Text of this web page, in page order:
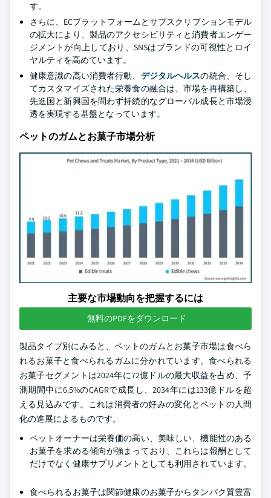
す。
さらに、ECプラットフォームとサブスクリプションモデル
の拡大により、製品のアクセシビリティと消費者エンゲー
ジメントが向上しており、SNSはブランドの可視性とロイ
ヤルティを高めています。
健康意識の高い消費者行動、 デジタルヘルスの統合、そし
てカスタマイズされた栄養食の融合は、市場を再構築し、
先進国と新興国を問わず持続的なグローバル成長と市場浸
透を実現する基盤となっています。
ペットのガムとお菓子市場分析
主要な市場動向を把握するには
無料のPDFをダウンロード
製品タイプ別にみると、ペットのガムとお菓子市場は食べら
れるお菓子と食べられるガムに分かれています。食べられる
お菓子セグメントは2024年に72億ドルの最大収益を占め、予
測期間中に6.5%のCAGRで成長し、2034年には133億ドルを超
える見込みです。これは消費者の好みの変化とペットの人間
化の進展によるものです。
ペットオーナーは栄養価の高い、美味しい、機能性のある
お菓子を求める傾向が強まっており、これらは報酬として
だけでなく健康サプリメントとしても利用されています。
食べられるお菓子は関節健康のお菓子からタンパク質豊富